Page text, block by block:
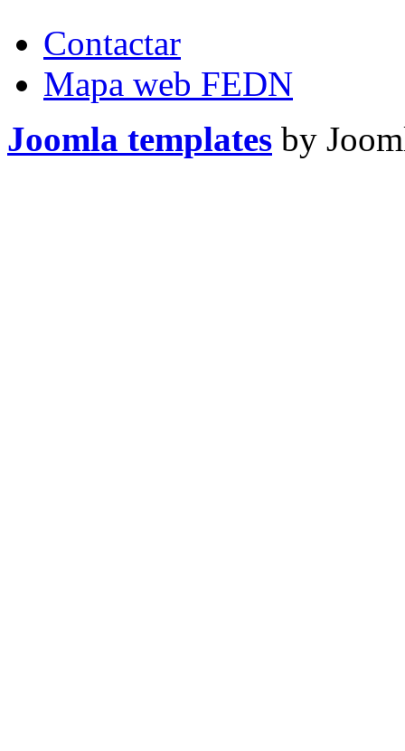
Contactar
Mapa web FEDN
Joomla templates by